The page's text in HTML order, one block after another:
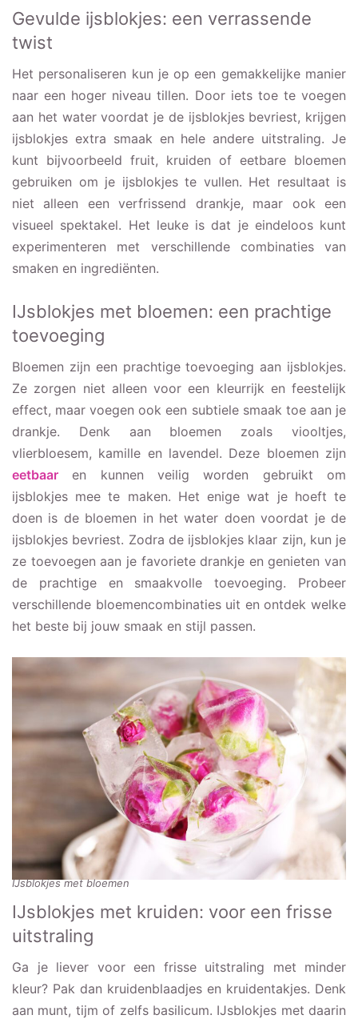
Gevulde ijsblokjes: een verrassende
twist
Het personaliseren kun je op een gemakkelijke manier
naar een hoger niveau tillen. Door iets toe te voegen
aan het water voordat je de ijsblokjes bevriest, krijgen
ijsblokjes extra smaak en hele andere uitstraling. Je
kunt bijvoorbeeld fruit, kruiden of eetbare bloemen
gebruiken om je ijsblokjes te vullen. Het resultaat is
niet alleen een verfrissend drankje, maar ook een
visueel spektakel. Het leuke is dat je eindeloos kunt
experimenteren met verschillende combinaties van
smaken en ingrediënten.
IJsblokjes met bloemen: een prachtige
toevoeging
Bloemen zijn een prachtige toevoeging aan ijsblokjes.
Ze zorgen niet alleen voor een kleurrijk en feestelijk
effect, maar voegen ook een subtiele smaak toe aan je
drankje. Denk aan bloemen zoals viooltjes,
vlierbloesem, kamille en lavendel. Deze bloemen zijn
eetbaar en kunnen veilig worden gebruikt om
ijsblokjes mee te maken. Het enige wat je hoeft te
doen is de bloemen in het water doen voordat je de
ijsblokjes bevriest. Zodra de ijsblokjes klaar zijn, kun je
ze toevoegen aan je favoriete drankje en genieten van
de prachtige en smaakvolle toevoeging. Probeer
verschillende bloemencombinaties uit en ontdek welke
het beste bij jouw smaak en stijl passen.
IJsblokjes met bloemen
IJsblokjes met kruiden: voor een frisse
uitstraling
Ga je liever voor een frisse uitstraling met minder
kleur? Pak dan kruidenblaadjes en kruidentakjes. Denk
aan munt, tijm of zelfs basilicum. IJsblokjes met daarin